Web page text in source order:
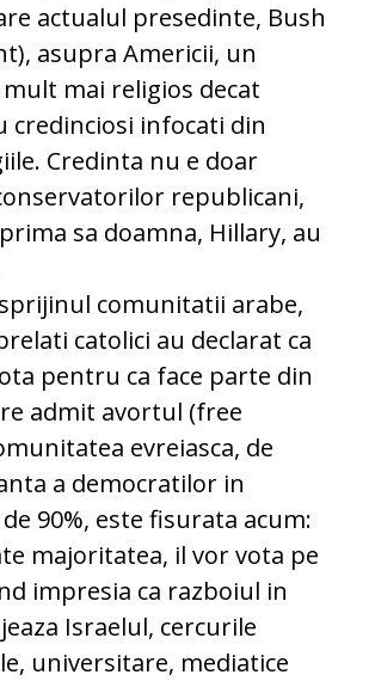
actualul presedinte, Bush
asupra Americii, un
mai religios decat
credinciosi infocati din
Credinta nu e doar
republicani,
sa doamna, Hillary, au
comunitatii arabe,
catolici au declarat ca
pentru ca face parte din
admit avortul (free
evreiasca, de
a democratilor in
90%, este fisurata acum:
majoritatea, il vor vota pe
impresia ca razboiul in
Israelul, cercurile
universitare, mediatice